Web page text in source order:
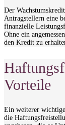
Der
Antragstellern eine
finanzielle
Ohne ein
den Kredit zu
Vorteile
Ein weiterer
die